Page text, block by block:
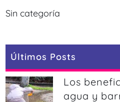
Sin categoría
Últimos Posts
Los
agua y